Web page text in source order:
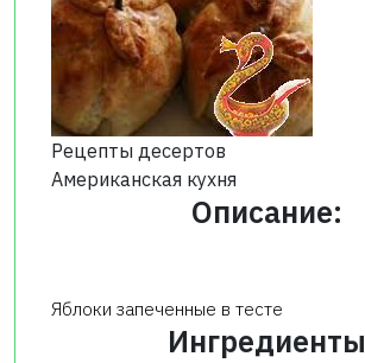
Рецепты десертов
Американская кухня
Описание:
Яблоки запеченные в тесте
Ингредиенты